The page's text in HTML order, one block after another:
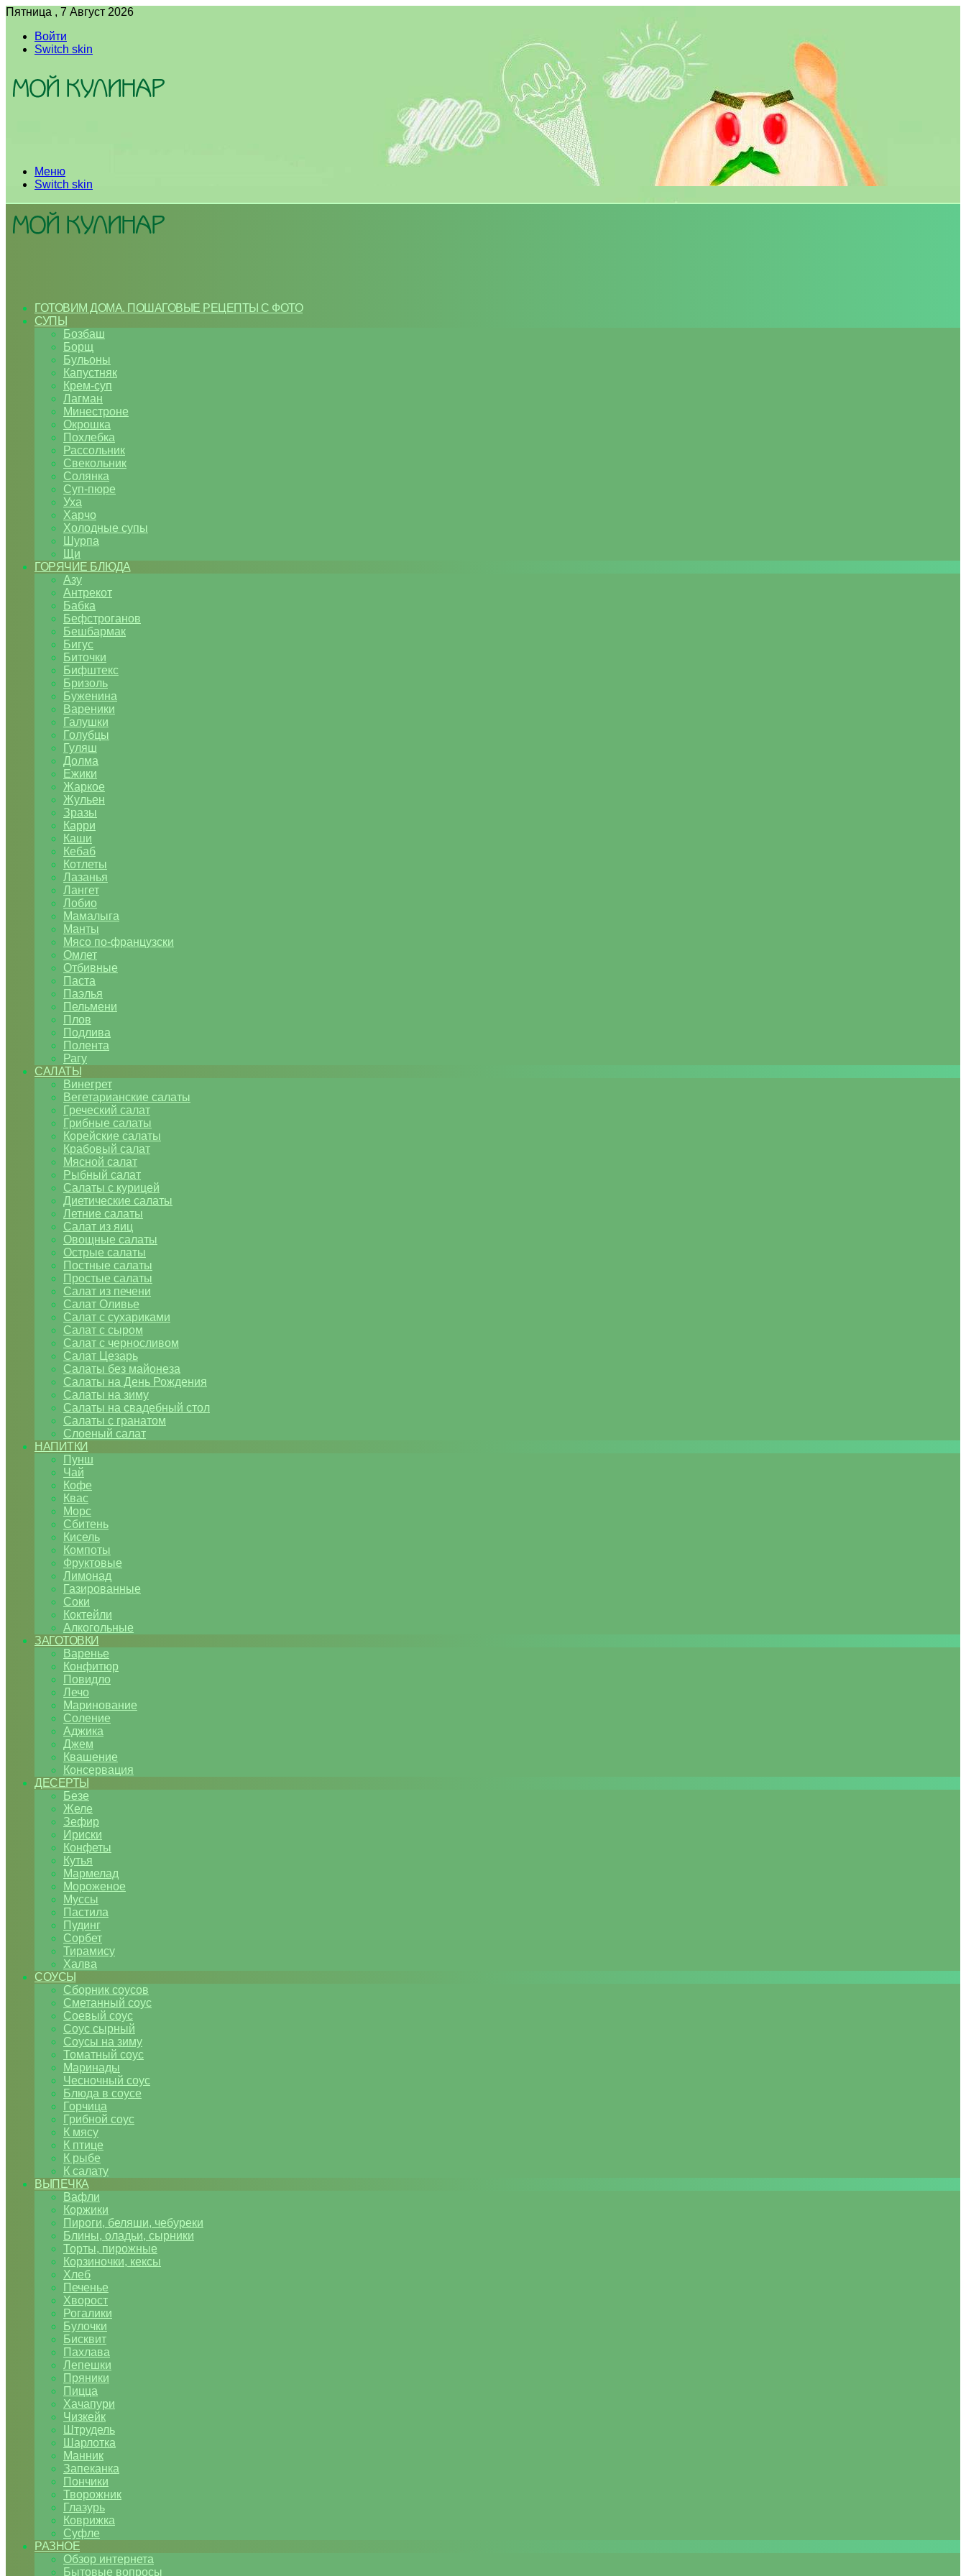
Пятница , 7 Август 2026
Войти
Switch skin
Меню
Switch skin
ГОТОВИМ ДОМА. ПОШАГОВЫЕ РЕЦЕПТЫ С ФОТО
СУПЫ
Бозбаш
Борщ
Бульоны
Капустняк
Крем-суп
Лагман
Минестроне
Окрошка
Похлебка
Рассольник
Свекольник
Солянка
Суп-пюре
Уха
Харчо
Холодные супы
Шурпа
Щи
ГОРЯЧИЕ БЛЮДА
Азу
Антрекот
Бабка
Бефстроганов
Бешбармак
Бигус
Биточки
Бифштекс
Бризоль
Буженина
Вареники
Галушки
Голубцы
Гуляш
Долма
Ежики
Жаркое
Жульен
Зразы
Карри
Каши
Кебаб
Котлеты
Лазанья
Лангет
Лобио
Мамалыга
Манты
Мясо по-французски
Омлет
Отбивные
Паста
Паэлья
Пельмени
Плов
Подлива
Полента
Рагу
САЛАТЫ
Винегрет
Вегетарианские салаты
Греческий салат
Грибные салаты
Корейские салаты
Крабовый салат
Мясной салат
Рыбный салат
Салаты с курицей
Диетические салаты
Летние салаты
Салат из яиц
Овощные салаты
Острые салаты
Постные салаты
Простые салаты
Салат из печени
Салат Оливье
Салат с сухариками
Салат с сыром
Салат с черносливом
Салат Цезарь
Салаты без майонеза
Салаты на День Рождения
Салаты на зиму
Салаты на свадебный стол
Салаты с гранатом
Слоеный салат
НАПИТКИ
Пунш
Чай
Кофе
Квас
Морс
Сбитень
Кисель
Компоты
Фруктовые
Лимонад
Газированные
Соки
Коктейли
Алкогольные
ЗАГОТОВКИ
Варенье
Конфитюр
Повидло
Лечо
Маринование
Соление
Аджика
Джем
Квашение
Консервация
ДЕСЕРТЫ
Безе
Желе
Зефир
Ириски
Конфеты
Кутья
Мармелад
Мороженое
Муссы
Пастила
Пудинг
Сорбет
Тирамису
Халва
СОУСЫ
Сборник соусов
Сметанный соус
Соевый соус
Соус сырный
Соусы на зиму
Томатный соус
Маринады
Чесночный соус
Блюда в соусе
Горчица
Грибной соус
К мясу
К птице
К рыбе
К салату
ВЫПЕЧКА
Вафли
Коржики
Пироги, беляши, чебуреки
Блины, оладьи, сырники
Торты, пирожные
Корзиночки, кексы
Хлеб
Печенье
Хворост
Рогалики
Булочки
Бисквит
Пахлава
Лепешки
Пряники
Пицца
Хачапури
Чизкейк
Штрудель
Шарлотка
Манник
Запеканка
Пончики
Творожник
Глазурь
Коврижка
Суфле
РАЗНОЕ
Обзор интернета
Бытовые вопросы